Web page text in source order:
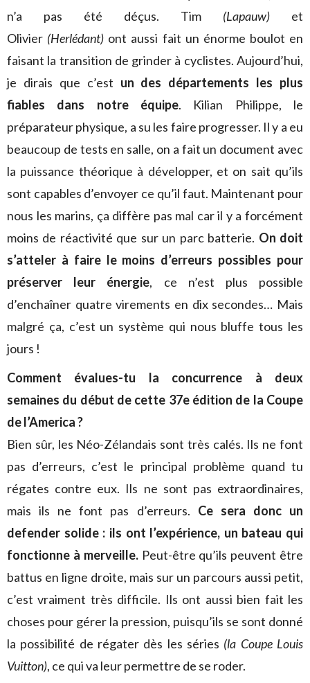
n’a pas été déçus. Tim (Lapauw) et
Olivier (Herlédant) ont aussi fait un énorme boulot en
faisant la transition de grinder à cyclistes. Aujourd’hui,
je dirais que c’est un des départements les plus
fiables dans notre équipe. Kilian Philippe, le
préparateur physique, a su les faire progresser. Il y a eu
beaucoup de tests en salle, on a fait un document avec
la puissance théorique à développer, et on sait qu’ils
sont capables d’envoyer ce qu’il faut. Maintenant pour
nous les marins, ça diffère pas mal car il y a forcément
moins de réactivité que sur un parc batterie. On doit
s’atteler à faire le moins d’erreurs possibles pour
préserver leur énergie, ce n’est plus possible
d’enchaîner quatre virements en dix secondes… Mais
malgré ça, c’est un système qui nous bluffe tous les
jours !
Comment évalues-tu la concurrence à deux
semaines du début de cette 37eédition de la Coupe
de l’America ?
Bien sûr, les Néo-Zélandais sont très calés. Ils ne font
pas d’erreurs, c’est le principal problème quand tu
régates contre eux. Ils ne sont pas extraordinaires,
mais ils ne font pas d’erreurs. Ce sera donc un
defender solide : ils ont l’expérience, un bateau qui
fonctionne à merveille.Peut-être qu’ils peuvent être
battus en ligne droite, mais sur un parcours aussi petit,
c’est vraiment très difficile. Ils ont aussi bien fait les
choses pour gérer la pression, puisqu’ils se sont donné
la possibilité de régater dès les séries (la Coupe Louis
Vuitton), ce qui va leur permettre de se roder.